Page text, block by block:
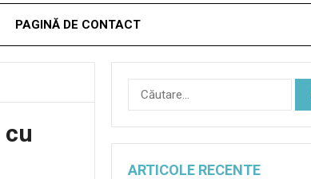
PAGINĂ DE CONTACT
Caută
după:
ARTICOLE RECENTE